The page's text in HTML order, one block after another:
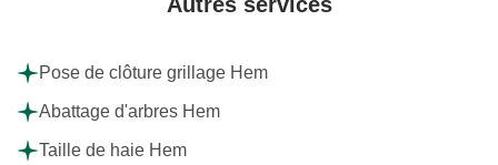
Pose de clôture grillage Hem
Abattage d'arbres Hem
Taille de haie Hem